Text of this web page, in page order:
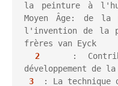
la peinture à
Moyen Âge: de la
l'invention de la
frères van Eyck
2 :
développement de
3 : La technique